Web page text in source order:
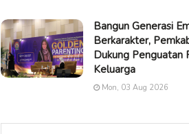
Bangun Generasi
Berkarakter,
Dukung Penguatan
Keluarga
Mon, 03 Aug 2026